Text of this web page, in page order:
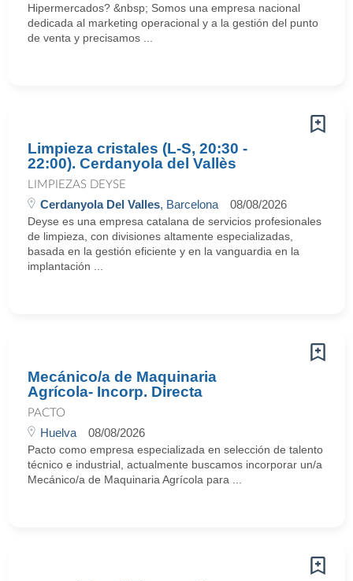
Hipermercados? &nbsp; Somos una empresa nacional
dedicada al marketing operacional y a la gestión del punto
de venta y precisamos ...
Limpieza cristales (L-S, 20:30 -
22:00). Cerdanyola del Vallès
LIMPIEZAS DEYSE
Cerdanyola Del Valles, Barcelona 08/08/2026
Deyse es una empresa catalana de servicios profesionales
de limpieza, con divisiones altamente especializadas,
basada en la gestión eficiente y en la vanguardia en la
implantación ...
Mecánico/a de Maquinaria
Agrícola- Incorp. Directa
PACTO
Huelva 08/08/2026
Pacto como empresa especializada en selección de talento
técnico e industrial, actualmente buscamos incorporar un/a
Mecánico/a de Maquinaria Agrícola para ...